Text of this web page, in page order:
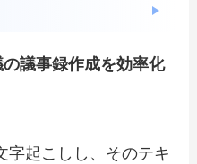
の議事録作成を効率化
字起こしし、そのテキ